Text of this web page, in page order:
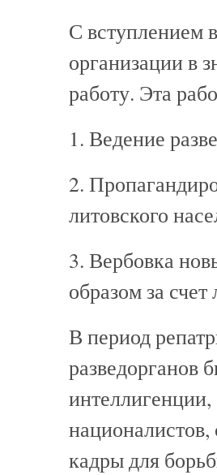
С вступлением
организации в
работу. Эта
1. Ведение
2.
литовского
3. Вербовка
образом за
В период
разведорганов
националистов,
кадры для